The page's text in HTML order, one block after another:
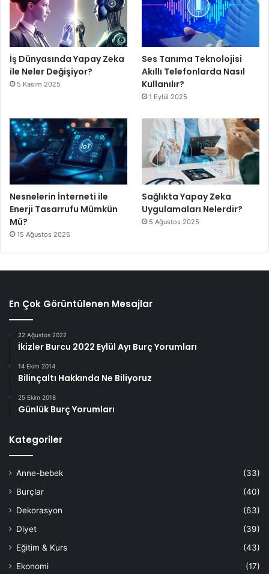
İş Dünyasında Yapay Zeka
ile Neler Değişiyor?
5 Kasım 2025
Ses Tanıma Teknolojisi
Akıllı Telefonlarda Nasıl
Kullanılır?
1 Eylül 2025
Nesnelerin İnterneti ile
Enerji Tasarrufu Mümkün
Mü?
15 Ağustos 2025
Sağlıkta Yapay Zeka
Uygulamaları Nelerdir?
5 Ağustos 2025
En Çok Görüntülenen Mesajlar
22 Ağustos 2022
İkizler Burcu 2022 Eylül Ayı Burç Yorumları
14 Ekim 2014
Bilinçaltı Hakkında Ne Biliyoruz
25 Ekim 2018
Günlük Burç Yorumları
Kategoriler
Anne-bebek
(33)
Burçlar
(40)
Dekorasyon
(63)
Diyet
(39)
Eğitim & Kurs
(43)
Ekonomi
(17)